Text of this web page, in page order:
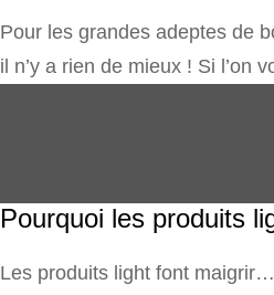
Pour les grandes adeptes de
il n’y a rien de mieux ! Si l’on
Pourquoi les produits
Les produits light font